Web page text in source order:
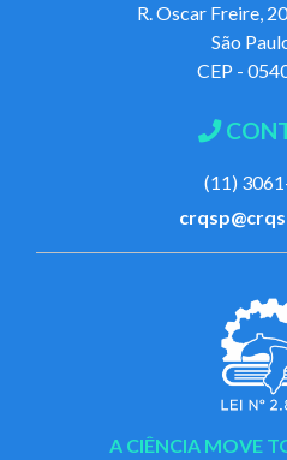
R. Oscar Freire,
São
CEP -
(11)
A CIÊNCIA MOVE